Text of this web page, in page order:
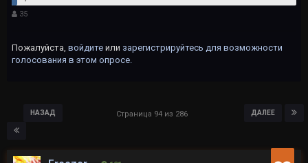
35
Пожалуйста, войдите или зарегистрируйтесь для возможности
голосования в этом опросе.
НАЗАД ДАЛЕЕ
Страница 94 из 286